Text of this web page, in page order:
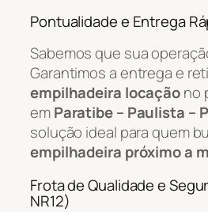
Pontualidade e Entrega
Sabemos que sua
Garantimos a entrega e
empilhadeira locaçãono
emParatibe – Paulista –
solução ideal para quem
empilhadeira próximo a
Frota de Qualidade e
NR12)